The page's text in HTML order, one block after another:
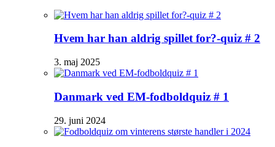
Hvem har han aldrig spillet for?-quiz # 2
3. maj 2025
Danmark ved EM-fodboldquiz # 1
29. juni 2024